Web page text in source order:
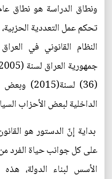
ونطاق الدراسة هو نطاق
تحكم عمل التعددية
النظام القانوني في
(36)
الداخلية لبعض الأحزاب
بداية إنّ الدستور هو
على كل جوانب حياة الفرد
الأسس لبناء الدولة، هذه